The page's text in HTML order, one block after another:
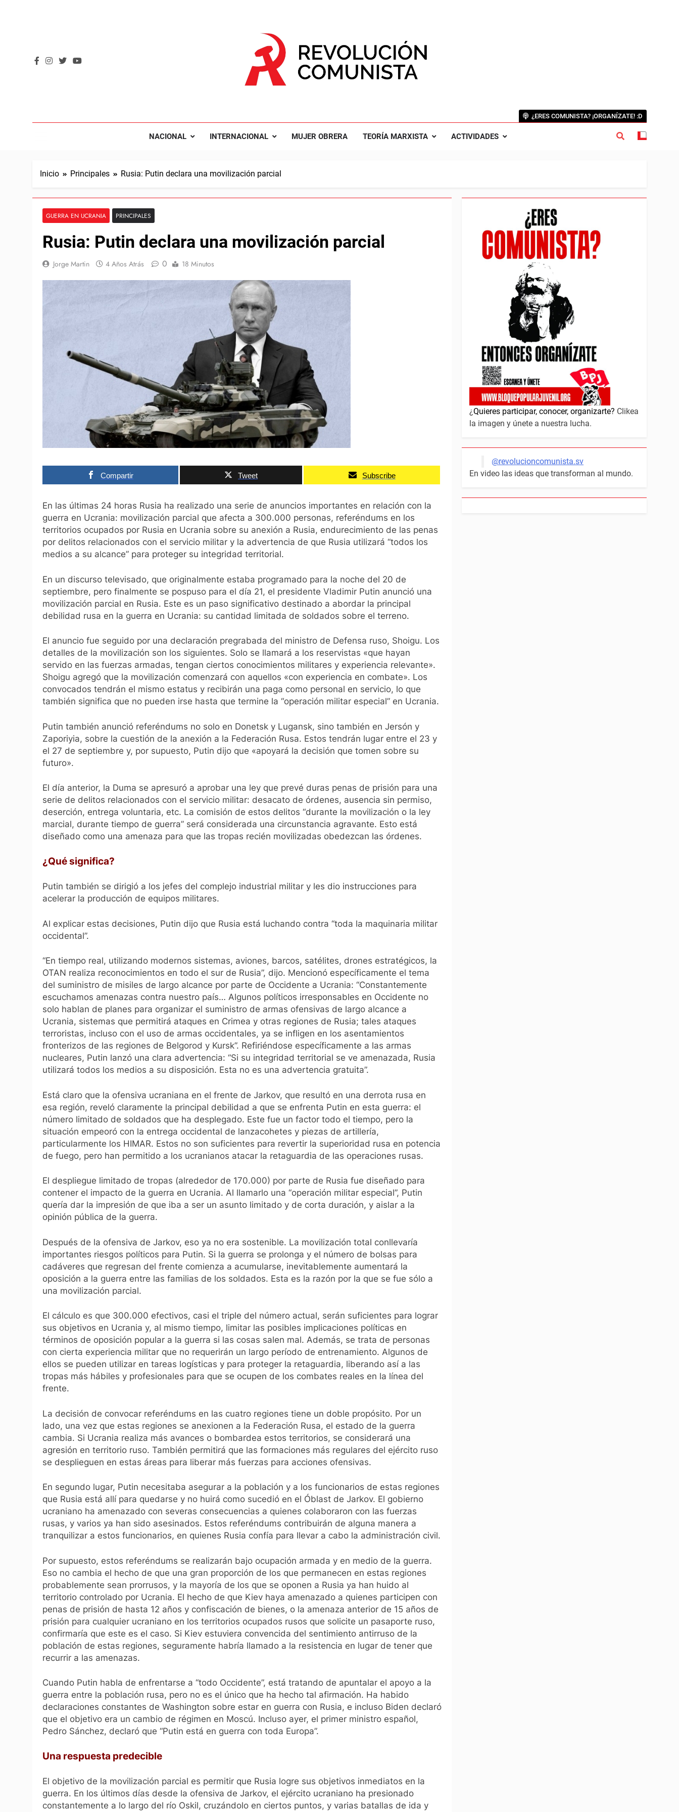
NACIONAL INTERNACIONAL MUJER OBRERA TEORÍA MARXISTA ACTIVIDADES
¿ERES COMUNISTA? ¡ORGANÍZATE! :D
Inicio Principales Rusia: Putin declara una movilización parcial
GUERRA EN UCRANIA PRINCIPALES
Rusia: Putin declara una movilización parcial
Jorge Martin 4 Años Atrás 0 18 Minutos
Compartir Tweet Subscribe
En las últimas 24 horas Rusia ha realizado una serie de anuncios importantes en relación con la
guerra en Ucrania: movilización parcial que afecta a 300.000 personas, referéndums en los
territorios ocupados por Rusia en Ucrania sobre su anexión a Rusia, endurecimiento de las penas
por delitos relacionados con el servicio militar y la advertencia de que Rusia utilizará “todos los
medios a su alcance” para proteger su integridad territorial.
En un discurso televisado, que originalmente estaba programado para la noche del 20 de
septiembre, pero finalmente se pospuso para el día 21, el presidente Vladimir Putin anunció una
movilización parcial en Rusia. Este es un paso significativo destinado a abordar la principal
debilidad rusa en la guerra en Ucrania: su cantidad limitada de soldados sobre el terreno.
El anuncio fue seguido por una declaración pregrabada del ministro de Defensa ruso, Shoigu. Los
detalles de la movilización son los siguientes. Solo se llamará a los reservistas «que hayan
servido en las fuerzas armadas, tengan ciertos conocimientos militares y experiencia relevante».
Shoigu agregó que la movilización comenzará con aquellos «con experiencia en combate». Los
convocados tendrán el mismo estatus y recibirán una paga como personal en servicio, lo que
también significa que no pueden irse hasta que termine la “operación militar especial” en Ucrania.
Putin también anunció referéndums no solo en Donetsk y Lugansk, sino también en Jersón y
Zaporiyia, sobre la cuestión de la anexión a la Federación Rusa. Estos tendrán lugar entre el 23 y
el 27 de septiembre y, por supuesto, Putin dijo que «apoyará la decisión que tomen sobre su
futuro».
El día anterior, la Duma se apresuró a aprobar una ley que prevé duras penas de prisión para una
serie de delitos relacionados con el servicio militar: desacato de órdenes, ausencia sin permiso,
deserción, entrega voluntaria, etc. La comisión de estos delitos “durante la movilización o la ley
marcial, durante tiempo de guerra” será considerada una circunstancia agravante. Esto está
diseñado como una amenaza para que las tropas recién movilizadas obedezcan las órdenes.
¿Qué significa?
Putin también se dirigió a los jefes del complejo industrial militar y les dio instrucciones para
acelerar la producción de equipos militares.
Al explicar estas decisiones, Putin dijo que Rusia está luchando contra “toda la maquinaria militar
occidental”.
“En tiempo real, utilizando modernos sistemas, aviones, barcos, satélites, drones estratégicos, la
OTAN realiza reconocimientos en todo el sur de Rusia”, dijo. Mencionó específicamente el tema
del suministro de misiles de largo alcance por parte de Occidente a Ucrania: “Constantemente
escuchamos amenazas contra nuestro país… Algunos políticos irresponsables en Occidente no
solo hablan de planes para organizar el suministro de armas ofensivas de largo alcance a
Ucrania, sistemas que permitirá ataques en Crimea y otras regiones de Rusia; tales ataques
terroristas, incluso con el uso de armas occidentales, ya se infligen en los asentamientos
fronterizos de las regiones de Belgorod y Kursk”. Refiriéndose específicamente a las armas
nucleares, Putin lanzó una clara advertencia: “Si su integridad territorial se ve amenazada, Rusia
utilizará todos los medios a su disposición. Esta no es una advertencia gratuita”.
Está claro que la ofensiva ucraniana en el frente de Jarkov, que resultó en una derrota rusa en
esa región, reveló claramente la principal debilidad a que se enfrenta Putin en esta guerra: el
número limitado de soldados que ha desplegado. Este fue un factor todo el tiempo, pero la
situación empeoró con la entrega occidental de lanzacohetes y piezas de artillería,
particularmente los HIMAR. Estos no son suficientes para revertir la superioridad rusa en potencia
de fuego, pero han permitido a los ucranianos atacar la retaguardia de las operaciones rusas.
El despliegue limitado de tropas (alrededor de 170.000) por parte de Rusia fue diseñado para
contener el impacto de la guerra en Ucrania. Al llamarlo una “operación militar especial”, Putin
quería dar la impresión de que iba a ser un asunto limitado y de corta duración, y aislar a la
opinión pública de la guerra.
Después de la ofensiva de Jarkov, eso ya no era sostenible. La movilización total conllevaría
importantes riesgos políticos para Putin. Si la guerra se prolonga y el número de bolsas para
cadáveres que regresan del frente comienza a acumularse, inevitablemente aumentará la
oposición a la guerra entre las familias de los soldados. Esta es la razón por la que se fue sólo a
una movilización parcial.
El cálculo es que 300.000 efectivos, casi el triple del número actual, serán suficientes para lograr
sus objetivos en Ucrania y, al mismo tiempo, limitar las posibles implicaciones políticas en
términos de oposición popular a la guerra si las cosas salen mal. Además, se trata de personas
con cierta experiencia militar que no requerirán un largo período de entrenamiento. Algunos de
ellos se pueden utilizar en tareas logísticas y para proteger la retaguardia, liberando así a las
tropas más hábiles y profesionales para que se ocupen de los combates reales en la línea del
frente.
La decisión de convocar referéndums en las cuatro regiones tiene un doble propósito. Por un
lado, una vez que estas regiones se anexionen a la Federación Rusa, el estado de la guerra
cambia. Si Ucrania realiza más avances o bombardea estos territorios, se considerará una
agresión en territorio ruso. También permitirá que las formaciones más regulares del ejército ruso
se desplieguen en estas áreas para liberar más fuerzas para acciones ofensivas.
En segundo lugar, Putin necesitaba asegurar a la población y a los funcionarios de estas regiones
que Rusia está allí para quedarse y no huirá como sucedió en el Óblast de Jarkov. El gobierno
ucraniano ha amenazado con severas consecuencias a quienes colaboraron con las fuerzas
rusas, y varios ya han sido asesinados. Estos referéndums contribuirán de alguna manera a
tranquilizar a estos funcionarios, en quienes Rusia confía para llevar a cabo la administración civil.
Por supuesto, estos referéndums se realizarán bajo ocupación armada y en medio de la guerra.
Eso no cambia el hecho de que una gran proporción de los que permanecen en estas regiones
probablemente sean prorrusos, y la mayoría de los que se oponen a Rusia ya han huido al
territorio controlado por Ucrania. El hecho de que Kiev haya amenazado a quienes participen con
penas de prisión de hasta 12 años y confiscación de bienes, o la amenaza anterior de 15 años de
prisión para cualquier ucraniano en los territorios ocupados rusos que solicite un pasaporte ruso,
confirmaría que este es el caso. Si Kiev estuviera convencida del sentimiento antirruso de la
población de estas regiones, seguramente habría llamado a la resistencia en lugar de tener que
recurrir a las amenazas.
Cuando Putin habla de enfrentarse a “todo Occidente”, está tratando de apuntalar el apoyo a la
guerra entre la población rusa, pero no es el único que ha hecho tal afirmación. Ha habido
declaraciones constantes de Washington sobre estar en guerra con Rusia, e incluso Biden declaró
que el objetivo era un cambio de régimen en Moscú. Incluso ayer, el primer ministro español,
Pedro Sánchez, declaró que “Putin está en guerra con toda Europa”.
Una respuesta predecible
El objetivo de la movilización parcial es permitir que Rusia logre sus objetivos inmediatos en la
guerra. En los últimos días desde la ofensiva de Jarkov, el ejército ucraniano ha presionado
constantemente a lo largo del río Oskil, cruzándolo en ciertos puntos, y varias batallas de ida y
¿Quieres participar, conocer, organizarte? Clikea
la imagen y únete a nuestra lucha.
@revolucioncomunista.sv
En video las ideas que transforman al mundo.